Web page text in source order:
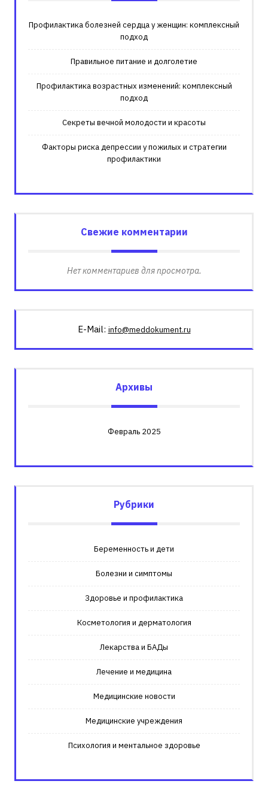
Профилактика болезней сердца у женщин: комплексный
подход
Правильное питание и долголетие
Профилактика возрастных изменений: комплексный
подход
Секреты вечной молодости и красоты
Факторы риска депрессии у пожилых и стратегии
профилактики
Свежие комментарии
Нет комментариев для просмотра.
E-Mail: info@meddokument.ru
Архивы
Февраль 2025
Рубрики
Беременность и дети
Болезни и симптомы
Здоровье и профилактика
Косметология и дерматология
Лекарства и БАДы
Лечение и медицина
Медицинские новости
Медицинские учреждения
Психология и ментальное здоровье